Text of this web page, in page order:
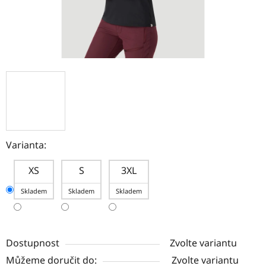
Varianta:
XS
Skladem
S
Skladem
3XL
Skladem
Dostupnost
Zvolte variantu
Můžeme doručit do:
Zvolte variantu